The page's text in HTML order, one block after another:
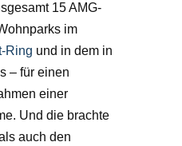
15 AMG-
im
Ring und in dem in
– für einen
einer
Und die brachte
auch den